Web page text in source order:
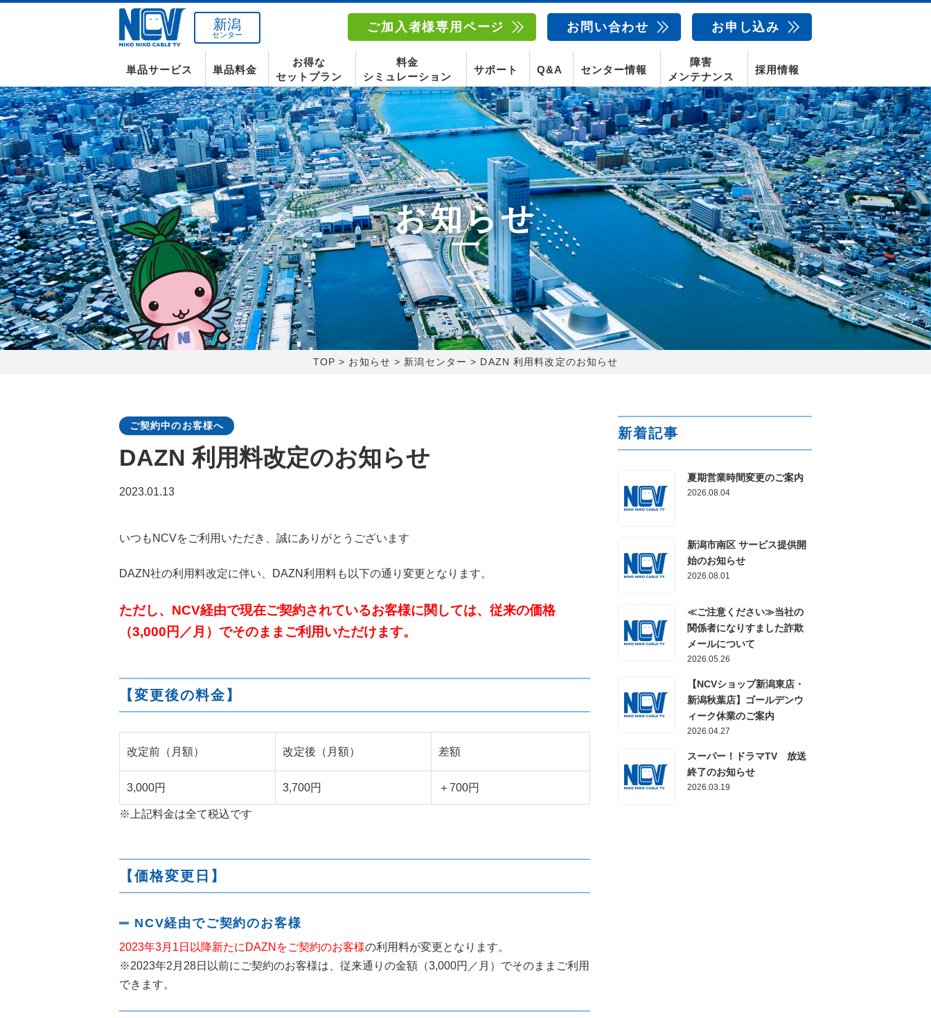
南東北センター(米沢)
〒992-0044
山形県米沢市春日四丁目2-75
0238-24-2525
営業時間 9:00～18:00
南東北センター(福島)
〒960-8252
福島県福島市御山字一本松17-1-1
0120-173-577
営業時間 9:15～18:00
0138-34-2525
新潟
センター
ご加入者様専用ページ お問い合わせ お申し込み
単品サービス
インターネット テレビ スマホ 固定電話 動画配信サービス AIカメラ
単品料金
インターネット テレビ スマホ 固定電話 動画配信サービス
お得な
セットプラン
料金
シミュレーション
サポート Q&A センター情報
南東北センター(米沢)
〒992-0044
山形県米沢市春日四丁目2-75
0238-24-2525
営業時間 9:00～18:00
南東北センター(福島)
〒960-8252
福島県福島市御山字一本松17-1-1
0120-173-577
営業時間 9:15～18:00
番組情報
函館センター
〒041-0801
北海道函館市桔梗町379-31
0138-34-2525
営業時間 9:00～18:00
番組情報
新潟センター
〒950-1189
新潟県新潟市西区山田2310-39
営業時間 9:00～18:00
障害
メンテナンス
採用情報
新卒採用
中途採用
お知らせ
TOP > お知らせ > 新潟センター > DAZN 利用料改定のお知らせ
ご契約中のお客様へ
DAZN 利用料改定のお知らせ
2023.01.13
いつもNCVをご利用いただき、誠にありがとうございます
DAZN社の利用料改定に伴い、DAZN利用料も以下の通り変更となります。
ただし、NCV経由で現在ご契約されているお客様に関しては、従来の価格
（3,000円／月）でそのままご利用いただけます。
【変更後の料金】
改定前（月額） 改定後（月額） 差額
3,000円 3,700円 ＋700円
※上記料金は全て税込です
【価格変更日】
NCV経由でご契約のお客様
2023年3月1日以降新たにDAZNをご契約のお客様の利用料が変更となります。
※2023年2月28日以前にご契約のお客様は、従来通りの金額（3,000円／月）でそのままご利用
できます。
新着記事
夏期営業時間変更のご案内
2026.08.04
新潟市南区 サービス提供開
始のお知らせ
2026.08.01
≪ご注意ください≫当社の
関係者になりすました詐欺
メールについて
2026.05.26
【NCVショップ新潟東店・
新潟秋葉店】ゴールデンウ
ィーク休業のご案内
2026.04.27
スーパー！ドラマTV 放送
終了のお知らせ
2026.03.19